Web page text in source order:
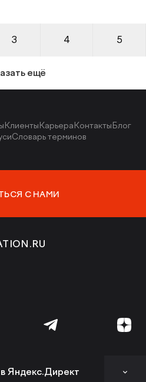
3 4 5
ещё
КлиентыКарьераКонтактыБлог
Словарь терминов
С НАМИ
Яндекс.Директ